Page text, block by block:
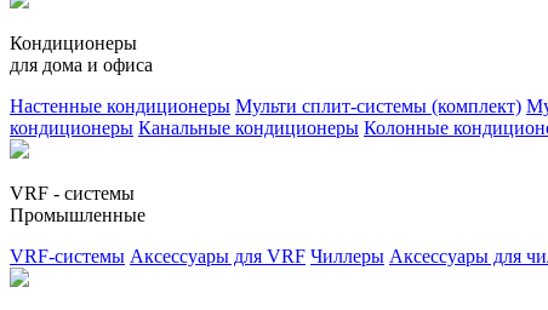
Кондиционеры
для дома и офиса
Настенные кондиционеры Мульти сплит-системы (комплект)
кондиционеры Канальные кондиционеры Колонные
VRF - системы
Промышленные
VRF-системы Аксессуары для VRF Чиллеры Аксессуары для